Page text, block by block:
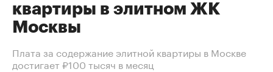
квартиры в элитном ЖК
Москвы
Плата за содержание элитной квартиры в Москве
достигает ₽100 тысяч в месяц